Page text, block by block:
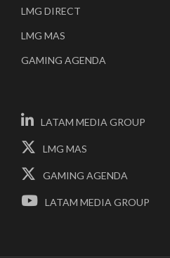
LMG DIRECT
LMG MAS
GAMING AGENDA
LATAM MEDIA GROUP
LMG MAS
GAMING AGENDA
LATAM MEDIA GROUP